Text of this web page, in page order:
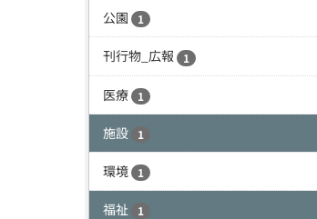
公園 1
刊行物_広報 1
医療 1
施設 1
環境 1
福祉 1